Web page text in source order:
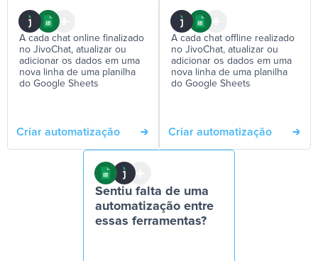
A cada chat online finalizado
no JivoChat, atualizar ou
adicionar os dados em uma
nova linha de uma planilha
do Google Sheets
Criar automatização
A cada chat offline realizado
no JivoChat, atualizar ou
adicionar os dados em uma
nova linha de uma planilha
do Google Sheets
Criar automatização
Sentiu falta de uma
automatização entre
essas ferramentas?